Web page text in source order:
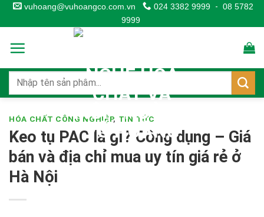
Skip
to
content
vuhoang@vuhoangco.com.vn 024 3382 9999 - 08 5782
9999
HÓA CHẤT CÔNG NGHIỆP, TIN TỨC
Keo tụ PAC là gì? Công dụng – Giá
bán và địa chỉ mua uy tín giá rẻ ở
Hà Nội